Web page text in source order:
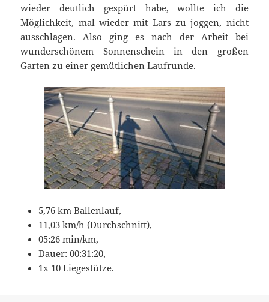
wieder deutlich gespürt habe, wollte ich die
Möglichkeit, mal wieder mit Lars zu joggen, nicht
ausschlagen. Also ging es nach der Arbeit bei
wunderschönem Sonnenschein in den großen
Garten zu einer gemütlichen Laufrunde.
5,76 km Ballenlauf,
11,03 km/h (Durchschnitt),
05:26 min/km,
Dauer: 00:31:20,
1x 10 Liegestütze.